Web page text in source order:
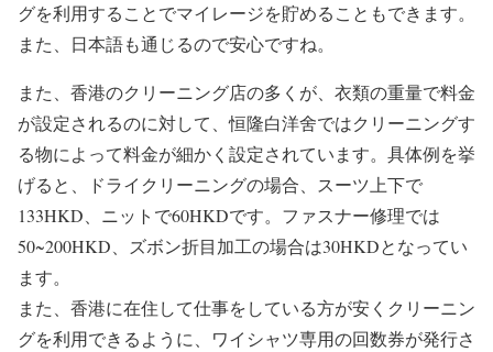
グを利用することでマイレージを貯めることもできます。
また、日本語も通じるので安心ですね。
また、香港のクリーニング店の多くが、衣類の重量で料金
が設定されるのに対して、恒隆白洋舍ではクリーニングす
る物によって料金が細かく設定されています。具体例を挙
げると、ドライクリーニングの場合、スーツ上下で
133HKD、ニットで60HKDです。ファスナー修理では
50~200HKD、ズボン折目加工の場合は30HKDとなってい
ます。
また、香港に在住して仕事をしている方が安くクリーニン
グを利用できるように、ワイシャツ専用の回数券が発行さ